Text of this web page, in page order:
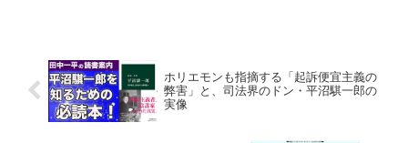
ホリエモンも指摘する「起訴便宜主義の
弊害」と、司法界のドン・平沼騏一郎の
実像